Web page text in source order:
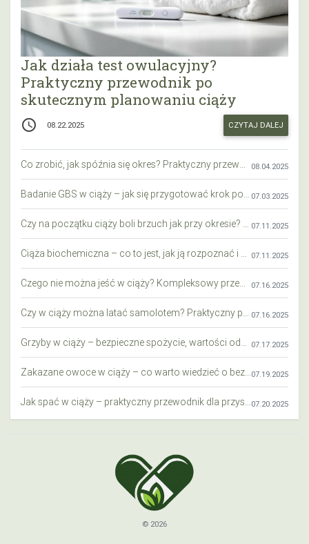
Jak działa test owulacyjny?
Praktyczny przewodnik po
skutecznym planowaniu ciąży
access_time 08.22.2025 CZYTAJ DALEJ
08.04.2025
07.03.2025
07.11.2025
07.11.2025
07.16.2025
07.16.2025
07.17.2025
07.19.2025
07.20.2025
© 2026